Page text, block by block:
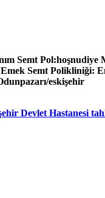
Semt Pol:hoşnudiye
Semt Polikliniği:
eskişehir
Devlet Hastanesi